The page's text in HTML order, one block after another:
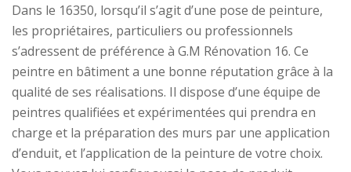
Dans le 16350, lorsqu’il s’agit d’une pose de peinture,
les propriétaires, particuliers ou professionnels
s’adressent de préférence à G.M Rénovation 16. Ce
peintre en bâtiment a une bonne réputation grâce à la
qualité de ses réalisations. Il dispose d’une équipe de
peintres qualifiées et expérimentées qui prendra en
charge et la préparation des murs par une application
d’enduit, et l’application de la peinture de votre choix.